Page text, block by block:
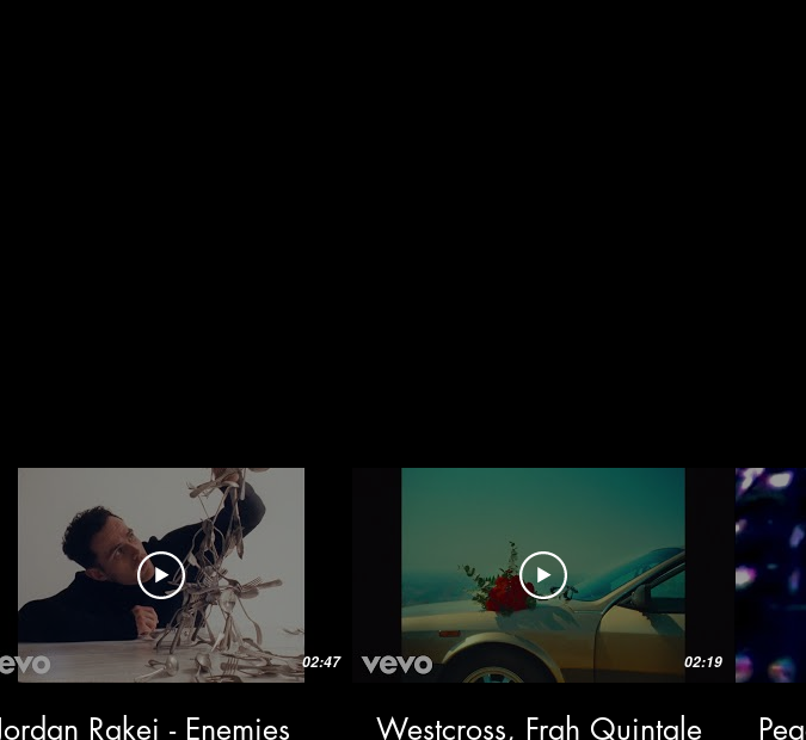
02:47
Rakei - Enemies
02:19
Westcross, Frah Quintale